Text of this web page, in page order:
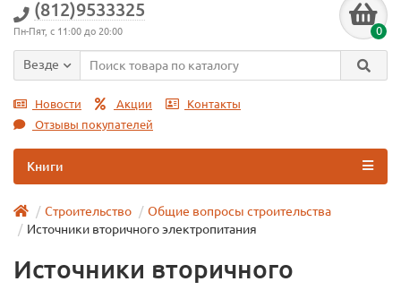
(812)9533325
Пн-Пят, с 11:00 до 20:00 0
Везде
Новости Акции
Контакты
Отзывы покупателей
Книги
Строительство
Общие вопросы строительства
Источники вторичного электропитания
Источники вторичного